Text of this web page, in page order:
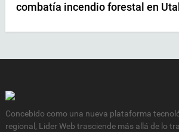
combatía incendio forestal en
Concebido como una nueva plataforma
regional, Lider Web trasciende más allá de lo